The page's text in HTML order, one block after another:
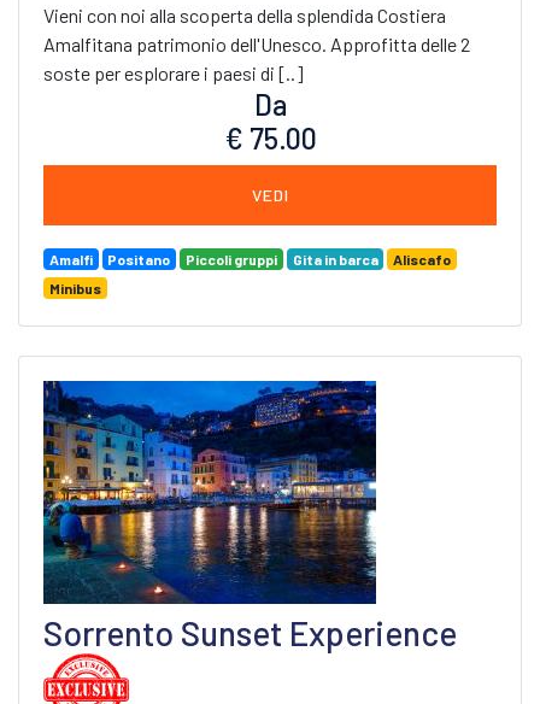
Vieni con noi alla scoperta della splendida Costiera
Amalfitana patrimonio dell'Unesco. Approfitta delle 2
soste per esplorare i paesi di [..]
Da
€ 75.00
VEDI
Amalfi Positano Piccoli gruppi Gita in barca
Aliscafo
Minibus
Sorrento Sunset Experience